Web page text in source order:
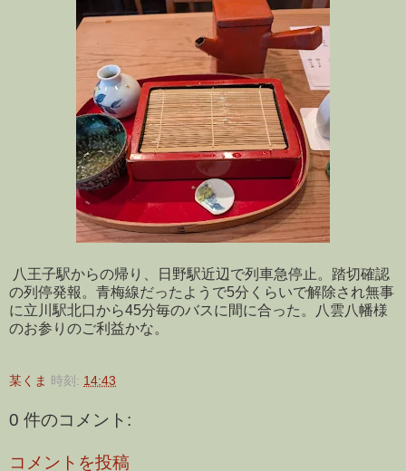
八王子駅からの帰り、日野駅近辺で列車急停止。踏切確認
の列停発報。青梅線だったようで5分くらいで解除され無事
に立川駅北口から45分毎のバスに間に合った。八雲八幡様
のお参りのご利益かな。
某くま 時刻: 14:43
0 件のコメント:
コメントを投稿